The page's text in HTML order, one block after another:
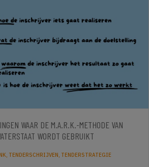
WAAR DE M.A.R.K.-METHODE VAN
WORDT GEBRUIKT
TENDERSCHRIJVEN TENDERSTRATEGIE